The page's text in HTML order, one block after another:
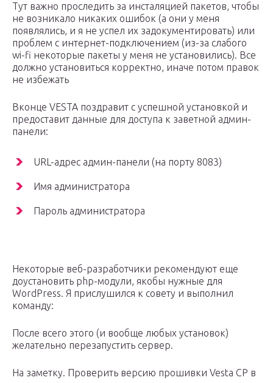
Тут важно проследить за инсталяцией пакетов, чтобы
не возникало никаких ошибок (а они у меня
появлялись, и я не успел их задокументировать) или
проблем с интернет-подключением (из-за слабого
wi-fi некоторые пакеты у меня не установились). Все
должно установиться корректно, иначе потом правок
не избежать
Вконце VESTA поздравит с успешной установкой и
предоставит данные для доступа к заветной админ-
панели:
URL-адрес админ-панели (на порту 8083)
Имя администратора
Пароль администратора
Некоторые веб-разработчики рекомендуют еще
доустановить php-модули, якобы нужные для
WordPress. Я прислушился к совету и выполнил
команду:
После всего этого (и вообще любых установок)
желательно перезапустить сервер.
На заметку. Проверить версию прошивки Vesta CP в